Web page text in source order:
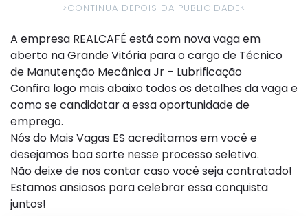
>CONTINUA DEPOIS DA PUBLICIDADE<
A empresa REALCAFÉ está com nova vaga em
aberto na Grande Vitória para o cargo de Técnico
de Manutenção Mecânica Jr – Lubrificação
Confira logo mais abaixo todos os detalhes da vaga e
como se candidatar a essa oportunidade de
emprego.
Nós do Mais Vagas ES acreditamos em você e
desejamos boa sorte nesse processo seletivo.
Não deixe de nos contar caso você seja contratado!
Estamos ansiosos para celebrar essa conquista
juntos!